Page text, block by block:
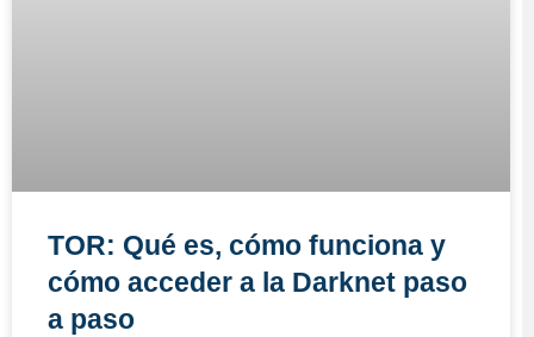
TOR: Qué es, cómo funciona y
cómo acceder a la Darknet paso
a paso